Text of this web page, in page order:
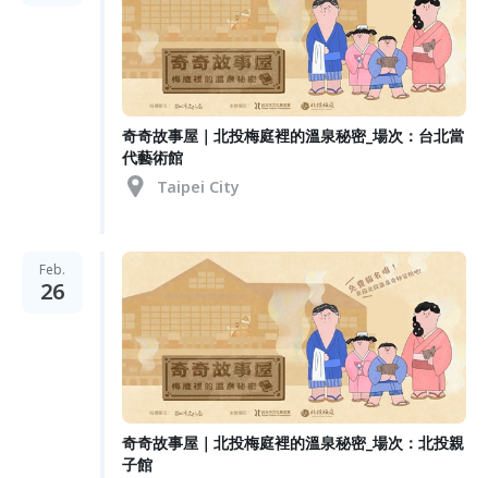
奇奇故事屋｜北投梅庭裡的溫泉秘密_場次：台北當
代藝術館
Taipei City
Feb.
26
奇奇故事屋｜北投梅庭裡的溫泉秘密_場次：北投親
子館